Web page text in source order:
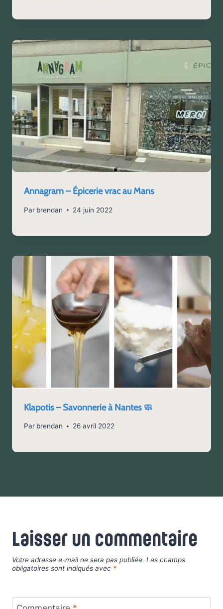
Annagram – Épicerie vrac au Mans
Par brendan 24 juin 2022
Klapotis – Savonnerie à Nantes 🧼
Par brendan 26 avril 2022
Laisser un commentaire
Votre adresse e-mail ne sera pas publiée. Les champs
obligatoires sont indiqués avec *